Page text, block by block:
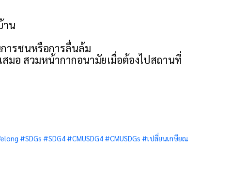
าน
ารชนหรือการลื่นล้ม
มอ สวมหน้ากากอนามัยเมื่อต้องไปสถานที่
#SDGs #SDG4 #CMUSDG4 #CMUSDGs #เปลี่ยนเกษียณ